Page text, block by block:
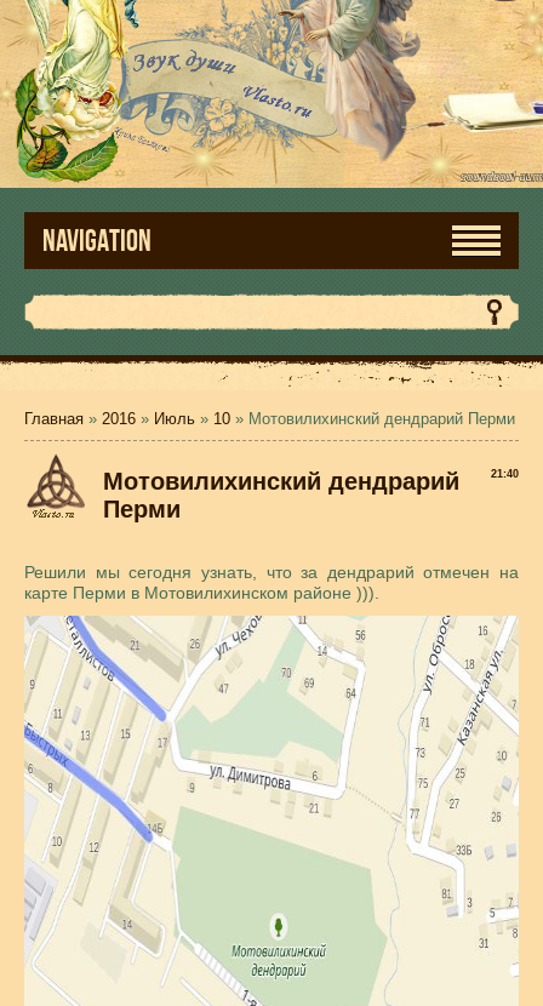
NAVIGATION
Главная » 2016 » Июль » 10 » Мотовилихинский дендрарий Перми
21:40
Мотовилихинский дендрарий
Перми
Решили мы сегодня узнать, что за дендрарий отмечен на
карте Перми в Мотовилихинском районе ))).